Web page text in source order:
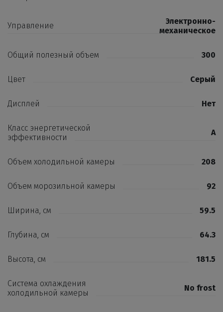
Управление
Электронно-
механическое
Общий полезный объем 300
Цвет Серый
Дисплей Нет
Класс энергетической
эффективности
A
Объем холодильной камеры 208
Объем морозильной камеры 92
Ширина, см 59.5
Глубина, см 64.3
Высота, см 181.5
Система охлаждения
холодильной камеры
No frost